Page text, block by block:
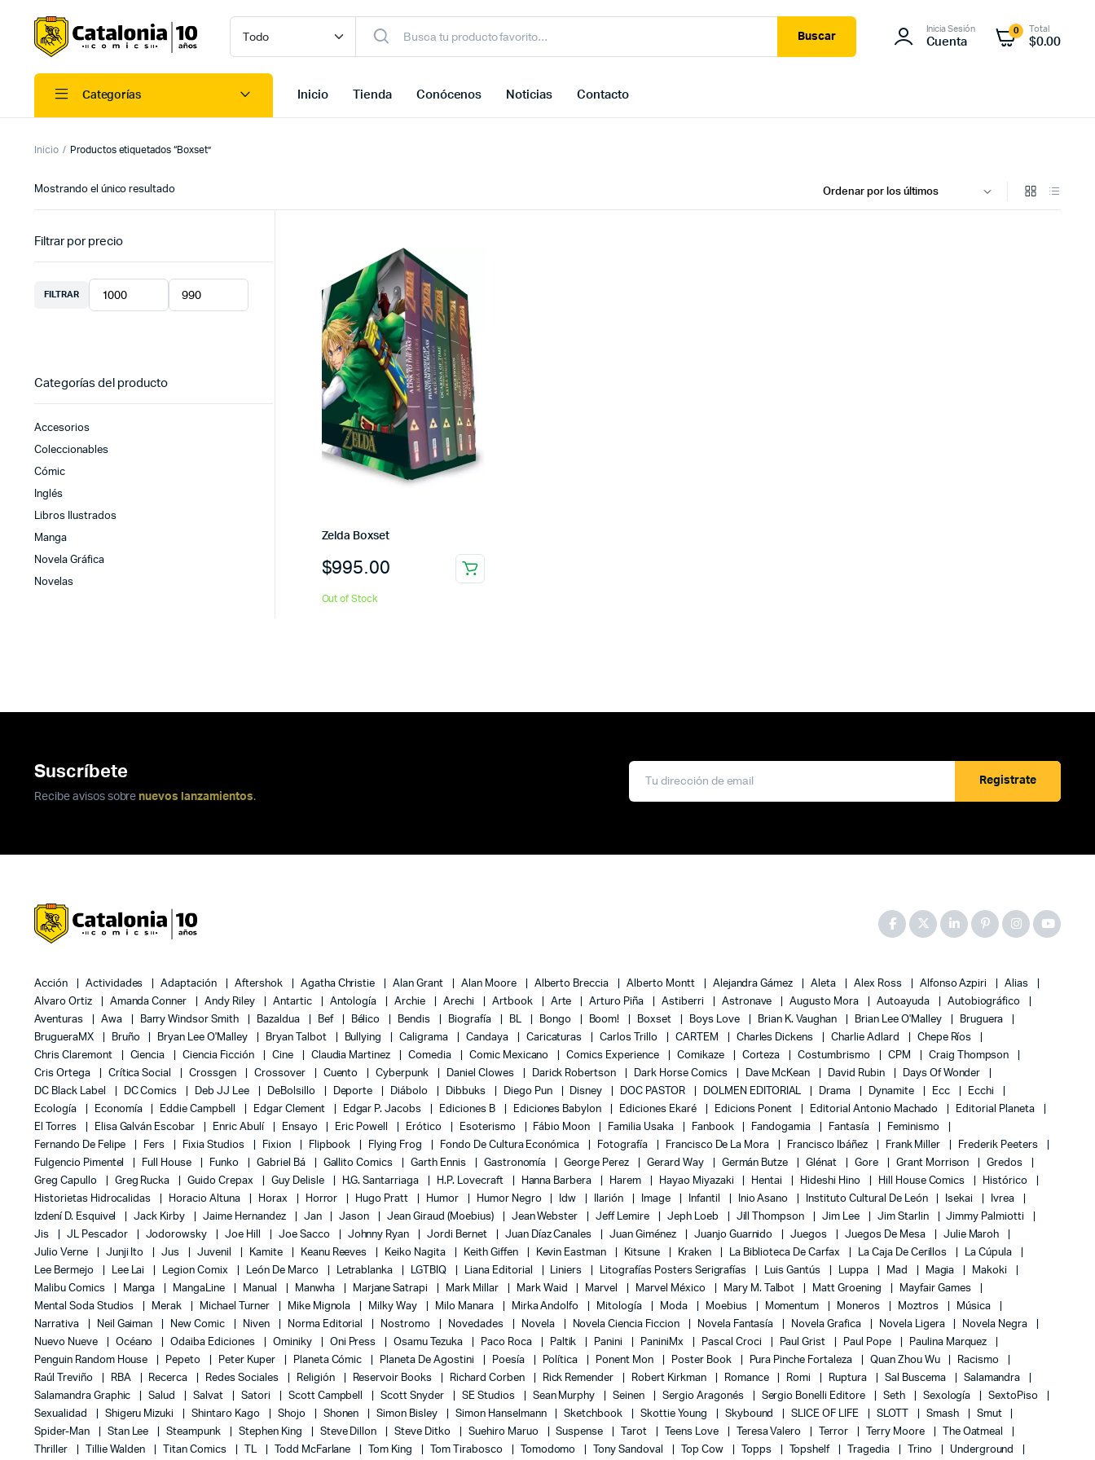
Buscar
Inicia Sesión
Cuenta
0 Total
$0.00
Categorías Inicio Tienda Conócenos Noticias Contacto
Inicio Productos etiquetados “Boxset”
Mostrando el único resultado
Zelda Boxset
$995.00
Out of Stock
Filtrar por precio
FILTRAR
Categorías del producto
Accesorios
Coleccionables
Cómic
Inglés
Libros Ilustrados
Manga
Novela Gráfica
Novelas
Suscríbete
Recibe avisos sobre nuevos lanzamientos.
Registrate
Acción Actividades Adaptación Aftershok Agatha Christie Alan Grant Alan Moore Alberto Breccia Alberto Montt Alejandra Gámez Aleta Alex Ross Alfonso Azpiri
Alias
Alvaro Ortiz
Amanda Conner Andy Riley Antartic Antología Archie Arechi Artbook Arte Arturo Piña Astiberri Astronave Augusto Mora Autoayuda
Autobiográfico
Aventuras
Awa Barry Windsor Smith Bazaldua Bef Bélico Bendis Biografía BL Bongo Boom! Boxset Boys Love Brian K. Vaughan Brian Lee O'Malley
Bruguera
BrugueraMX
Bruño Bryan Lee O'Malley Bryan Talbot Bullying Caligrama Candaya Caricaturas Carlos Trillo CARTEM Charles Dickens Charlie Adlard
Chepe Ríos
Chris Claremont
Ciencia Ciencia Ficción Cine Claudia Martinez Comedia Comic Mexicano Comics Experience Comikaze Corteza Costumbrismo CPM
Craig Thompson
Cris Ortega
Crítica Social Crossgen Crossover Cuento Cyberpunk Daniel Clowes Darick Robertson Dark Horse Comics Dave McKean David Rubin
Days Of Wonder
DC Black Label
DC Comics Deb JJ Lee DeBolsillo Deporte Diábolo Dibbuks Diego Pun Disney DOC PASTOR DOLMEN EDITORIAL Drama Dynamite Ecc
Ecchi
Ecología
Economía Eddie Campbell Edgar Clement Edgar P. Jacobs Ediciones B Ediciones Babylon Ediciones Ekaré Edicions Ponent Editorial Antonio Machado
Editorial Planeta
El Torres
Elisa Galván Escobar Enric Abulí Ensayo Eric Powell Erótico Esoterismo Fábio Moon Familia Usaka Fanbook Fandogamia Fantasía
Feminismo
Fernando De Felipe
Fers Fixia Studios Fixion Flipbook Flying Frog Fondo De Cultura Económica Fotografía Francisco De La Mora Francisco Ibáñez Frank Miller
Frederik Peeters
Fulgencio Pimentel
Full House Funko Gabriel Bá Gallito Comics Garth Ennis Gastronomía George Perez Gerard Way Germán Butze Glénat Gore Grant Morrison
Gredos
Greg Capullo
Greg Rucka Guido Crepax Guy Delisle H.G. Santarriaga H.P. Lovecraft Hanna Barbera Harem Hayao Miyazaki Hentai Hideshi Hino Hill House Comics
Histórico
Historietas Hidrocalidas
Horacio Altuna Horax Horror Hugo Pratt Humor Humor Negro Idw Ilarión Image Infantil Inio Asano Instituto Cultural De León Isekai
Ivrea
Izdení D. Esquivel
Jack Kirby Jaime Hernandez Jan Jason Jean Giraud (Moebius) Jean Webster Jeff Lemire Jeph Loeb Jill Thompson Jim Lee Jim Starlin
Jimmy Palmiotti
Jis
JL Pescador Jodorowsky Joe Hill Joe Sacco Johnny Ryan Jordi Bernet Juan Díaz Canales Juan Giménez Juanjo Guarnido Juegos Juegos De Mesa
Julie Maroh
Julio Verne
Junji Ito Jus Juvenil Kamite Keanu Reeves Keiko Nagita Keith Giffen Kevin Eastman Kitsune Kraken La Biblioteca De Carfax La Caja De Cerillos
La Cúpula
Lee Bermejo
Lee Lai Legion Comix León De Marco Letrablanka LGTBIQ Liana Editorial Liniers Litografías Posters Serigrafías Luis Gantús Luppa Mad Magia
Makoki
Malibu Comics
Manga MangaLine Manual Manwha Marjane Satrapi Mark Millar Mark Waid Marvel Marvel México Mary M. Talbot Matt Groening
Mayfair Games
Mental Soda Studios
Merak Michael Turner Mike Mignola Milky Way Milo Manara Mirka Andolfo Mitología Moda Moebius Momentum Moneros Moztros
Música
Narrativa
Neil Gaiman New Comic Niven Norma Editorial Nostromo Novedades Novela Novela Ciencia Ficcion Novela Fantasía Novela Grafica Novela Ligera
Novela Negra
Nuevo Nueve
Océano Odaiba Ediciones Ominiky Oni Press Osamu Tezuka Paco Roca Paltik Panini PaniniMx Pascal Croci Paul Grist Paul Pope
Paulina Marquez
Penguin Random House
Pepeto Peter Kuper Planeta Cómic Planeta De Agostini Poesía Política Ponent Mon Poster Book Pura Pinche Fortaleza Quan Zhou Wu
Racismo
Raúl Treviño
RBA Recerca Redes Sociales Religión Reservoir Books Richard Corben Rick Remender Robert Kirkman Romance Romi Ruptura Sal Buscema
Salamandra
Salamandra Graphic
Salud Salvat Satori Scott Campbell Scott Snyder SE Studios Sean Murphy Seinen Sergio Aragonés Sergio Bonelli Editore Seth Sexología
SextoPiso
Sexualidad
Shigeru Mizuki Shintaro Kago Shojo Shonen Simon Bisley Simon Hanselmann Sketchbook Skottie Young Skybound SLICE OF LIFE SLOTT Smash
Smut
Spider-Man
Stan Lee Steampunk Stephen King Steve Dillon Steve Ditko Suehiro Maruo Suspense Tarot Teens Love Teresa Valero Terror Terry Moore
The Oatmeal
Thriller
Tillie Walden Titan Comics TL Todd McFarlane Tom King Tom Tirabosco Tomodomo Tony Sandoval Top Cow Topps Topshelf Tragedia Trino Underground